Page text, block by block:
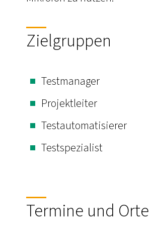
Zielgruppen
Testmanager
Projektleiter
Testautomatisierer
Testspezialist
Termine und Orte